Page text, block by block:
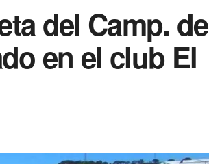
del Camp. de
en el club El